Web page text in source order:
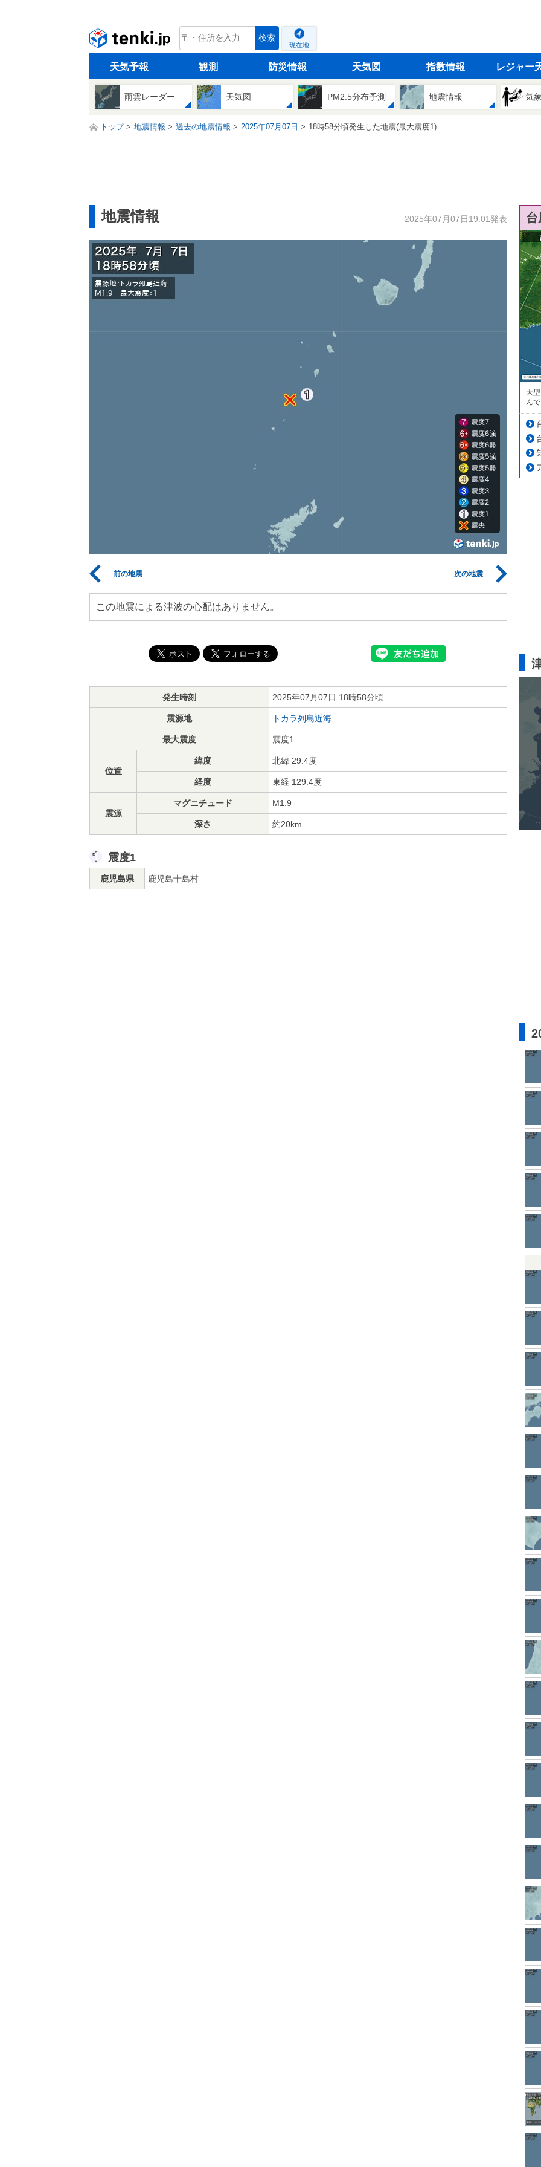
tenki.jp 検索
現在地
天気予報 観測 防災情報 天気図 指数情報 レジャー
雨雲レーダー 天気図 PM2.5分布予測 地震情報 気
トップ 地震情報 過去の地震情報 2025年07月07日 18時58分頃発生した地震(最大震度1)
地震情報 2025年07月07日19:01発表
前の地震 次の地震
この地震による津波の心配はありません。
発生時刻 2025年07月07日 18時58分頃
震源地 トカラ列島近海
最大震度 震度1
位置
緯度 北緯 29.4度
経度 東経 129.4度
震源
マグニチュード M1.9
深さ 約20km
震度1
鹿児島県 鹿児島十島村
大
ん